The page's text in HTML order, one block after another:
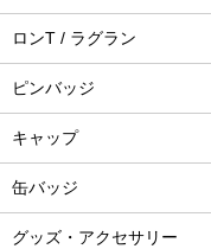
ロンT / ラグラン
ピンバッジ
キャップ
缶バッジ
グッズ・アクセサリー